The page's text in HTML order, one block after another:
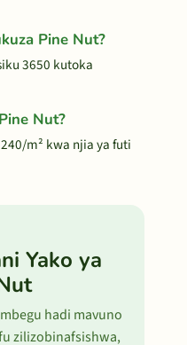
Pine Nut?
3650 kutoka
Nut?
m² kwa njia ya futi
Yako ya
hadi mavuno
zilizobinafsishwa,